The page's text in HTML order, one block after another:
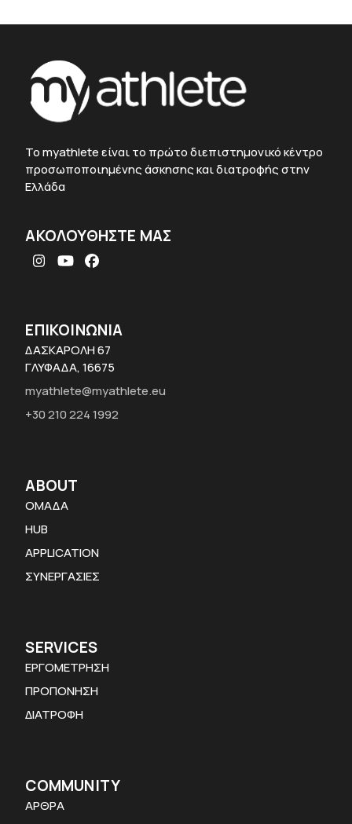
To myathlete είναι το πρώτο διεπιστημονικό κέντρο
προσωποποιημένης άσκησης και διατροφής στην
Ελλάδα
ΑΚΟΛΟΥΘΗΣΤΕ ΜΑΣ
Instagram
YouTubeFacebook
ΕΠΙΚΟΙΝΩΝΙΑ
ΔΑΣΚΑΡΟΛΗ 67
ΓΛΥΦΑΔΑ, 16675
myathlete@myathlete.eu
+30 210 224 1992
ABOUT
ΟΜΑΔΑ
HUB
APPLICATION
ΣΥΝΕΡΓΑΣΙΕΣ
SERVICES
ΕΡΓΟΜΕΤΡΗΣΗ
ΠΡΟΠΟΝΗΣΗ
ΔΙΑΤΡΟΦΗ
COMMUNITY
ΑΡΘΡΑ